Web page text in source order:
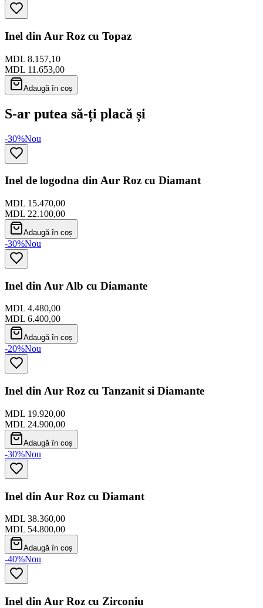
Inel din Aur Roz cu Topaz
MDL 8.157,10
MDL 11.653,00
Adaugă în coș
S-ar putea să-ți placă și
-30%Nou
Inel de logodna din Aur Roz cu Diamant
MDL 15.470,00
MDL 22.100,00
Adaugă în coș
-30%Nou
Inel din Aur Alb cu Diamante
MDL 4.480,00
MDL 6.400,00
Adaugă în coș
-20%Nou
Inel din Aur Roz cu Tanzanit si Diamante
MDL 19.920,00
MDL 24.900,00
Adaugă în coș
-30%Nou
Inel din Aur Roz cu Diamant
MDL 38.360,00
MDL 54.800,00
Adaugă în coș
-40%Nou
Inel din Aur Roz cu Zirconiu